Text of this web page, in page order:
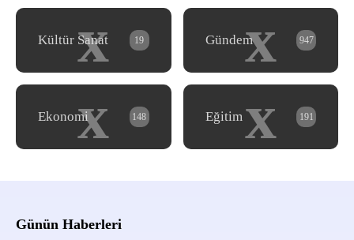
x
Kültür Sanat 19 x
Gündem 947
x
Ekonomi 148 x
Eğitim 191
Günün Haberleri